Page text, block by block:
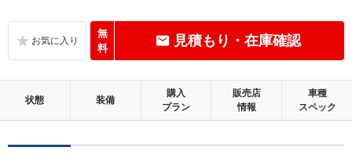
無
料
見積もり・在庫確認
状態 装備
購入
プラン
販売店
情報
車種
スペック